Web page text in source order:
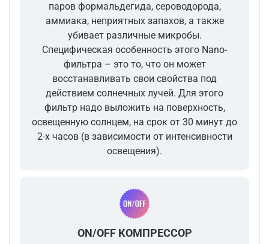
паров формальдегида, сероводорода,
аммиака, неприятных запахов, а также
убивает различные микробы.
Специфическая особенность этого Nano-
фильтра – это то, что он может
восстанавливать свои свойства под
действием солнечных лучей. Для этого
фильтр надо выложить на поверхность,
освещенную солнцем, на срок от 30 минут до
2-х часов (в зависимости от интенсивности
освещения).
ON/OFF КОМПРЕССОР